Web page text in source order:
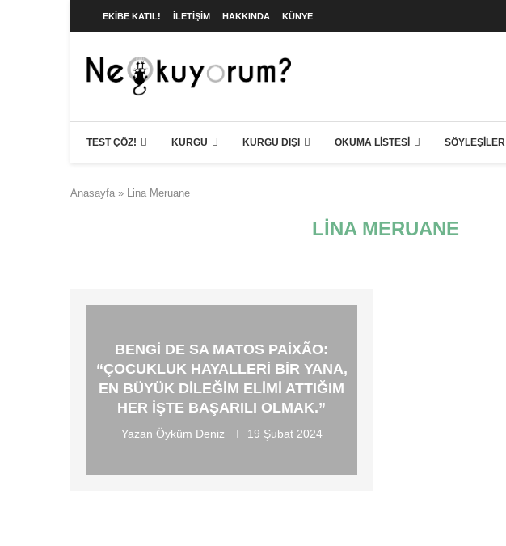
EKIBE KATIL! İLETIŞIM HAKKINDA KÜNYE
TEST ÇÖZ! KURGU KURGU DIŞI OKUMA LISTESI SÖYLEŞILER
Anasayfa » Lina Meruane
LINA MERUANE
BENGI DE SA MATOS PAIXÃO:
“ÇOCUKLUK HAYALLERI BIR YANA,
EN BÜYÜK DILEĞIM ELIMI ATTIĞIM
HER IŞTE BAŞARILI OLMAK.”
Yazan Öyküm Deniz 19 Şubat 2024